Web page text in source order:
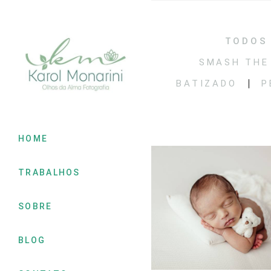
HOME
TRABALHOS
SOBRE
BLOG
TODOS
SMASH THE
BATIZADO
485 0